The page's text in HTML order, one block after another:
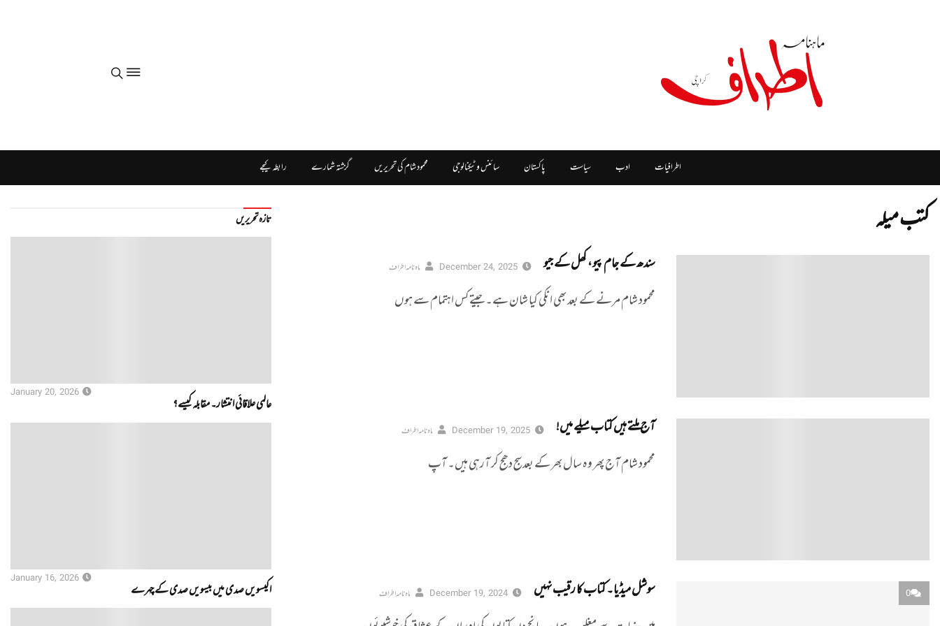
اطرافیات ادب سیاست پاکستان سائنس و ٹیکنالوجی محمود شام کی تحریریں گزشتہ شمارے رابطہ کیجے
کتب میلہ
سندھ کے جام پیو، کھل کے جیو December 24, 2025 ماہ نامہ اطراف
محمود شام مرنے کے بعد بھی انکی کیا شان ہے۔ جیتے کس اہتمام سے ہوں
آج ملتے ہیں کتاب میلے میں! December 19, 2025 ماہ نامہ اطراف
محمود شام آج پھر وہ سال بھر کے بعد سج دھج کر آرہی ہیں۔ آپ
0 سوشل میڈیا۔ کتاب کا رقیب نہیں December 19, 2024 ماہ نامہ اطراف
تازہ تحریریں
عالمی علاقائی انتشار۔ مقابلہ کیسے؟
January 20, 2026
اکیسویں صدی میں بیسویں صدی کے چہرے
January 16, 2026